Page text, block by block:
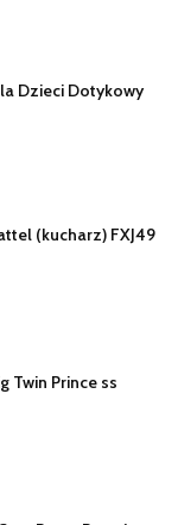
Dzieci Dotykowy
(kucharz) FXJ49
Twin Prince ss